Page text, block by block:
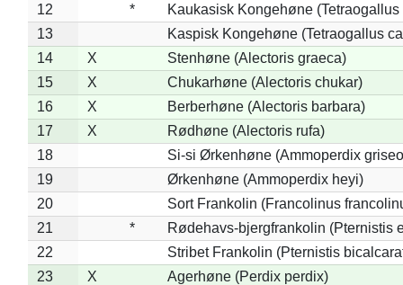
12
*
Kaukasisk Kongehøne
13
Kaspisk Kongehøne (Tetraogallus
14
X
Stenhøne (Alectoris graeca)
15
X
Chukarhøne (Alectoris chukar)
16
X
Berberhøne (Alectoris barbara)
17
X
Rødhøne (Alectoris rufa)
18
Si-si Ørkenhøne (Ammoperdix
19
Ørkenhøne (Ammoperdix heyi)
20
Sort Frankolin (Francolinus
21
*
Rødehavs-bjergfrankolin (Pternistis
22
Stribet Frankolin (Pternistis
23
X
Agerhøne (Perdix perdix)